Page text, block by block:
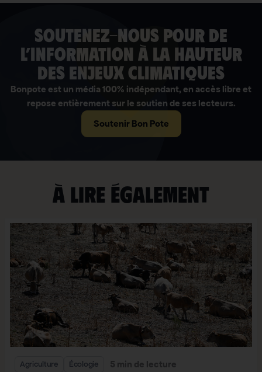
soutenez-nous pour de
l’information à la hauteur
des enjeux climatiques
Bonpote est un média 100% indépendant, en accès libre et
repose entièrement sur le soutien de ses lecteurs.
Soutenir Bon Pote
À lire également
Agriculture Écologie 5 min de lecture